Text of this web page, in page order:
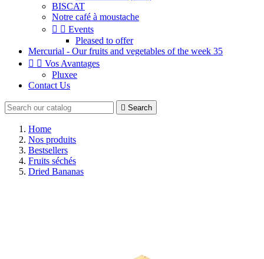
BISCAT
Notre café à moustache
  Events
Pleased to offer
Mercurial - Our fruits and vegetables of the week 35
  Vos Avantages
Pluxee
Contact Us
 Search
Home
Nos produits
Bestsellers
Fruits séchés
Dried Bananas